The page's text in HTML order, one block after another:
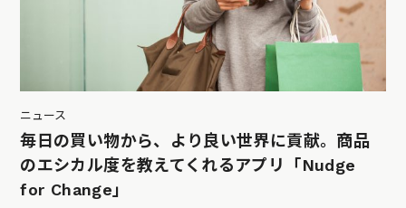
ニュース
毎日の買い物から、より良い世界に貢献。商品
のエシカル度を教えてくれるアプリ「Nudge
for Change」